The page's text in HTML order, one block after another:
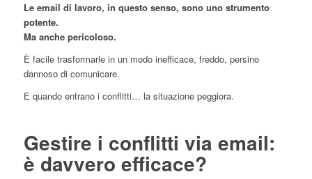
Le email di lavoro, in questo senso, sono uno strumento
potente.
Ma anche pericoloso.
È facile trasformarle in un modo inefficace, freddo, persino
dannoso di comunicare.
E quando entrano i conflitti… la situazione peggiora.
Gestire i conflitti via email:
è davvero efficace?